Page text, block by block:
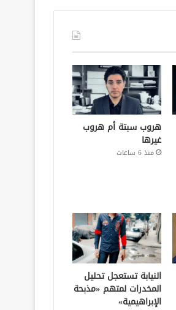
هروب سبتة أم هروب
غيرها
منذ 6 ساعات
النيابة تستعجل تحليل
المخدرات لمتهم «مذبحة
الإبراهيمية»